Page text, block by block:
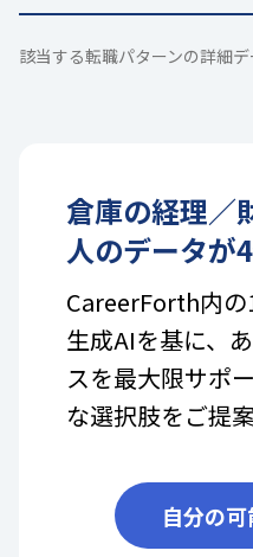
該当する転職パターンの詳細
倉庫の経理／
人のデータが4
CareerForth内の
生成AIを基に、
スを最大限サポ
な選択肢をご提案
自分の